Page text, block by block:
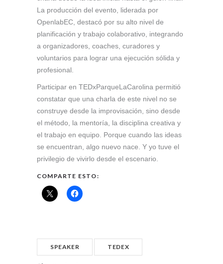
La producción del evento, liderada por
OpenlabEC, destacó por su alto nivel de
planificación y trabajo colaborativo, integrando
a organizadores, coaches, curadores y
voluntarios para lograr una ejecución sólida y
profesional.
Participar en TEDxParqueLaCarolina permitió
constatar que una charla de este nivel no se
construye desde la improvisación, sino desde
el método, la mentoría, la disciplina creativa y
el trabajo en equipo. Porque cuando las ideas
se encuentran, algo nuevo nace. Y yo tuve el
privilegio de vivirlo desde el escenario.
COMPARTE ESTO:
SPEAKER TEDEX